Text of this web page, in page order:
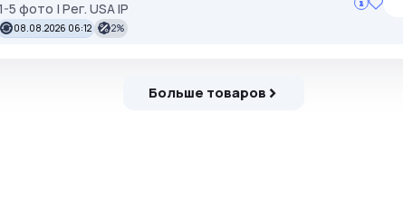
фото | Рег. USA IP
08.08.2026 06:12 2%
Больше товаров